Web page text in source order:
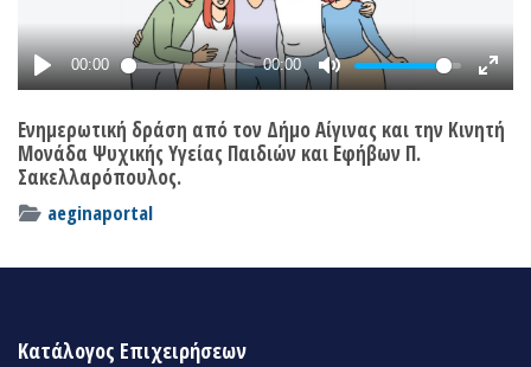
Ενημερωτική δράση από τον Δήμο Αίγινας και την Κινητή
Μονάδα Ψυχικής Υγείας Παιδιών και Εφήβων Π.
Σακελλαρόπουλος.
aeginaportal
Κατάλογος Επιχειρήσεων